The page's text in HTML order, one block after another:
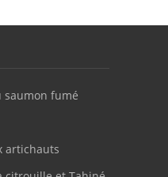
saumon fumé
artichauts